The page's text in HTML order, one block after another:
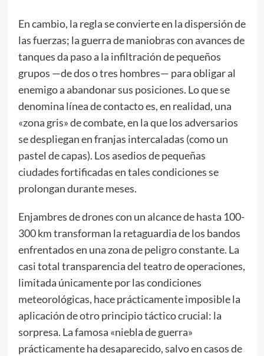
En cambio, la regla se convierte en la dispersión de
las fuerzas; la guerra de maniobras con avances de
tanques da paso a la infiltración de pequeños
grupos —de dos o tres hombres— para obligar al
enemigo a abandonar sus posiciones. Lo que se
denomina línea de contacto es, en realidad, una
«zona gris» de combate, en la que los adversarios
se despliegan en franjas intercaladas (como un
pastel de capas). Los asedios de pequeñas
ciudades fortificadas en tales condiciones se
prolongan durante meses.
Enjambres de drones con un alcance de hasta 100-
300 km transforman la retaguardia de los bandos
enfrentados en una zona de peligro constante. La
casi total transparencia del teatro de operaciones,
limitada únicamente por las condiciones
meteorológicas, hace prácticamente imposible la
aplicación de otro principio táctico crucial: la
sorpresa. La famosa «niebla de guerra»
prácticamente ha desaparecido, salvo en casos de